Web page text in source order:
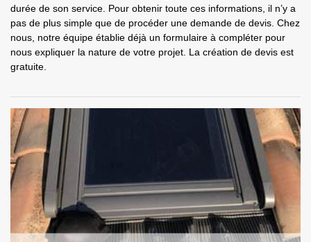
durée de son service. Pour obtenir toute ces informations, il n’y a
pas de plus simple que de procéder une demande de devis. Chez
nous, notre équipe établie déjà un formulaire à compléter pour
nous expliquer la nature de votre projet. La création de devis est
gratuite.